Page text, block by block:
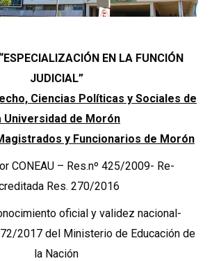
EN LA FUNCIÓN
JUDICIAL”
Ciencias Políticas y Sociales de
Universidad de Morón
y Funcionarios de Morón
CONEAU – Res.nº 425/2009- Re-
Res. 270/2016
oficial y validez nacional-
2017 del Ministerio de Educación de
la Nación